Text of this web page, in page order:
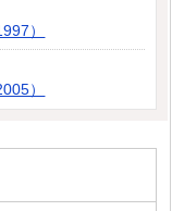
）
）